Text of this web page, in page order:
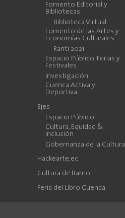
Fomento Editorial y
Bibliotecas
Biblioteca Virtual
Fomento de las Artes y
Economías Culturales
Ranti 2021
Espacio Público, Ferias y
Festivales
Investigación
Cuenca Activa y
Deportiva
Ejes
Espacio Público
Cultura, Equidad &
Inclusión
Gobernanza de la Cultura
Hackearte.ec
Cultura de Barrio
Feria del Libro Cuenca